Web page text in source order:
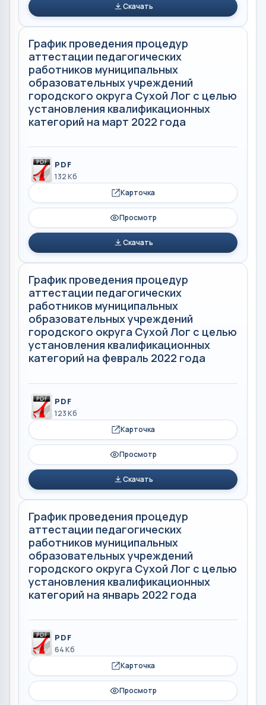
Скачать
График проведения процедур
аттестации педагогических
работников муниципальных
образовательных учреждений
городского округа Сухой Лог с целью
установления квалификационных
категорий на март 2022 года
PDF
132 Кб
Карточка
Просмотр
Скачать
График проведения процедур
аттестации педагогических
работников муниципальных
образовательных учреждений
городского округа Сухой Лог с целью
установления квалификационных
категорий на февраль 2022 года
PDF
123 Кб
Карточка
Просмотр
Скачать
График проведения процедур
аттестации педагогических
работников муниципальных
образовательных учреждений
городского округа Сухой Лог с целью
установления квалификационных
категорий на январь 2022 года
PDF
64 Кб
Карточка
Просмотр